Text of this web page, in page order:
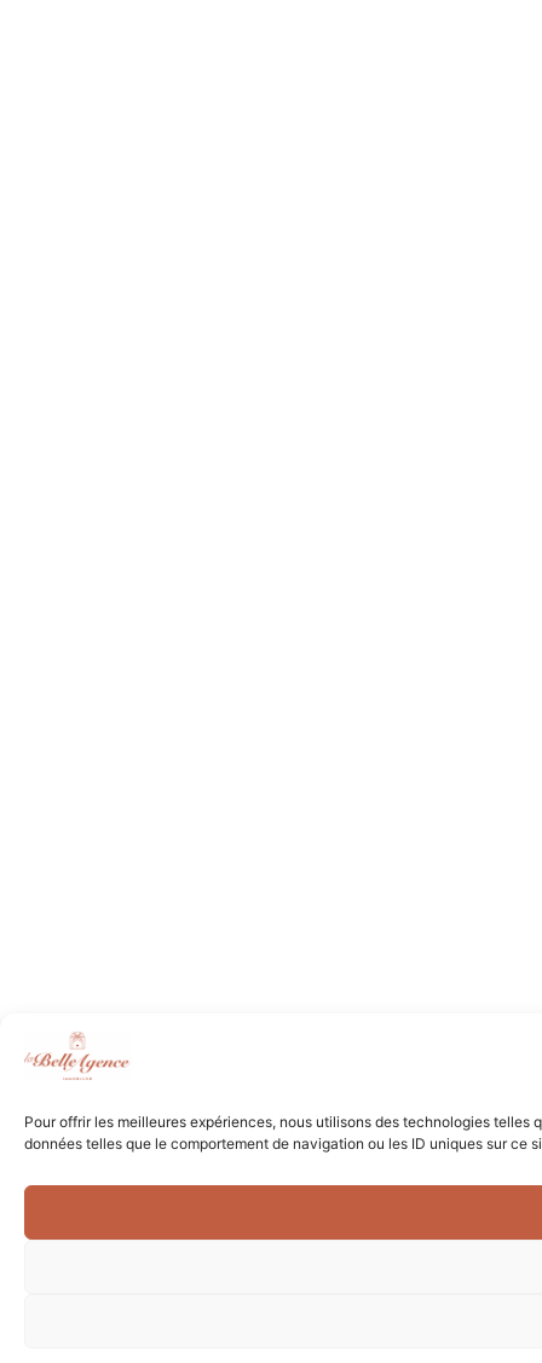
Pour offrir les meilleures expériences, nous utilisons des technologies
données telles que le comportement de navigation ou les ID uniques sur